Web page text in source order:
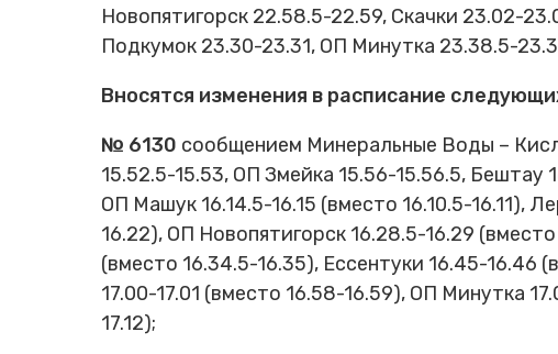
Новопятигорск 22.58.5-22.59, Скачки 23.02-
Подкумок 23.30-23.31, ОП Минутка 23.38.5-
Вносятся изменения в расписание
№ 6130 сообщением Минеральные Воды –
15.52.5-15.53, ОП Змейка 15.56-15.56.5, Бештау
ОП Машук 16.14.5-16.15 (вместо 16.10.5-16.11),
16.22), ОП Новопятигорск 16.28.5-16.29
(вместо 16.34.5-16.35), Ессентуки 16.45-16.46
17.00-17.01 (вместо 16.58-16.59), ОП Минутка
17.12);